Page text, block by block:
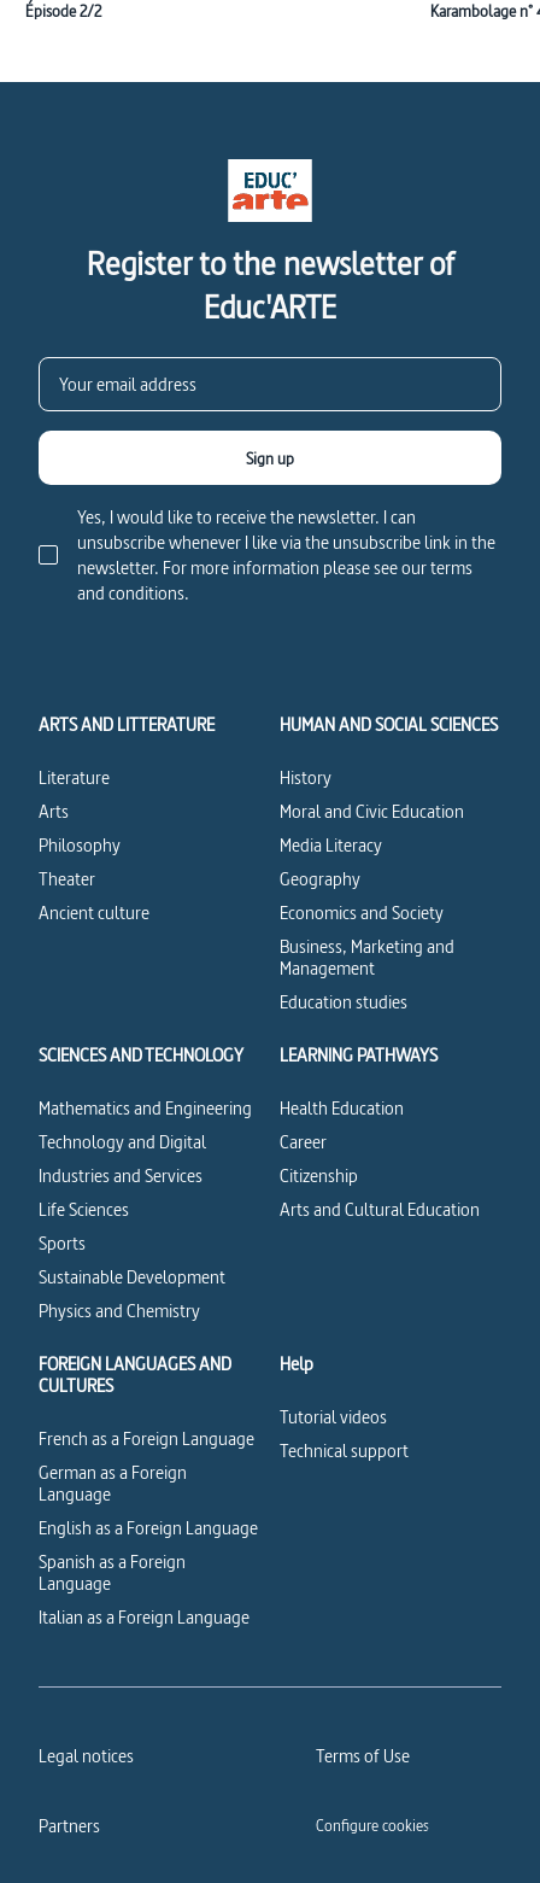
Épisode 2/2 Karambolage n°
Register to the newsletter of
Educ'ARTE
Yes, I would like to receive the newsletter. I can
unsubscribe whenever I like via the unsubscribe link in the
newsletter. For more information please see our terms
and conditions.
Sign up
ARTS AND LITTERATURE
Literature
Arts
Philosophy
Theater
Ancient culture
HUMAN AND SOCIAL SCIENCES
History
Moral and Civic Education
Media Literacy
Geography
Economics and Society
Business, Marketing and
Management
Education studies
SCIENCES AND TECHNOLOGY
Mathematics and Engineering
Technology and Digital
Industries and Services
Life Sciences
Sports
Sustainable Development
Physics and Chemistry
LEARNING PATHWAYS
Health Education
Career
Citizenship
Arts and Cultural Education
FOREIGN LANGUAGES AND
CULTURES
French as a Foreign Language
German as a Foreign
Language
English as a Foreign Language
Spanish as a Foreign
Language
Italian as a Foreign Language
Help
Tutorial videos
Technical support
Legal notices Terms of Use
Partners Configure cookies